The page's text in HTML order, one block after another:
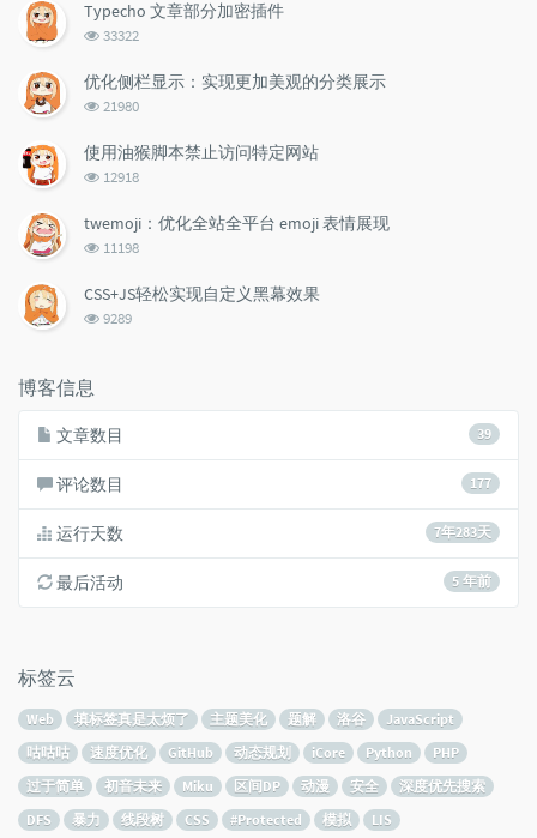
Typecho 文章部分加密插件
浏
次
数:
33322
优化侧栏显示：实现更加美观的分类展示
浏
次
数:
21980
使用油猴脚本禁止访问特定网站
浏
次
12918
twemoji：优化全站全平台 emoji 表情展现
浏
次
11198
CSS+JS轻松实现自定义黑幕效果
浏
9289
博客信息
39
文章数目
177
评论数目
7年283天
运行天数
5 年前
最后活动
标签云
Web 填标签真是太烦了 主题美化 题解 洛谷
JavaScript
咕咕咕
速度优化 GitHub 动态规划 iCore Python
PHP
过于简单
初音未来 Miku 区间DP 动漫 安全
深度优先搜索
DFS
暴力 线段树 CSS #Protected 模拟 LIS